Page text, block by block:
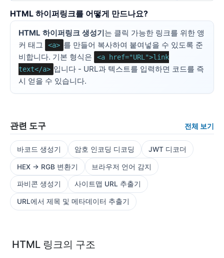
HTML 하이퍼링크를 어떻게 만드나요?
HTML 하이퍼링크 생성기는 클릭 가능한 링크를 위한 앵
커 태그
<a> 를 만들어 복사하여 붙여넣을 수 있도록 준
비합니다. 기본 형식은
<a href="URL">link
text</a> 입니다 - URL과 텍스트를 입력하면 코드를 즉
시 얻을 수 있습니다.
관련 도구 전체 보기
바코드 생성기 암호 인코딩 디코딩 JWT 디코더
HEX → RGB 변환기 브라우저 언어 감지
파비콘 생성기 사이트맵 URL 추출기
URL에서 제목 및 메타데이터 추출기
HTML 링크의 구조